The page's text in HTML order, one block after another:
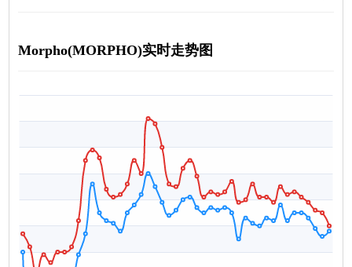
Morpho(MORPHO)实时走势图